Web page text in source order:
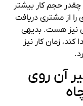
حجم کار بیشتر
را از مشتری دریافت
نیز هست. بدیهی
زمان کار نیز
آن روی